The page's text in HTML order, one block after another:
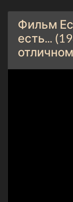
Фильм
есть...